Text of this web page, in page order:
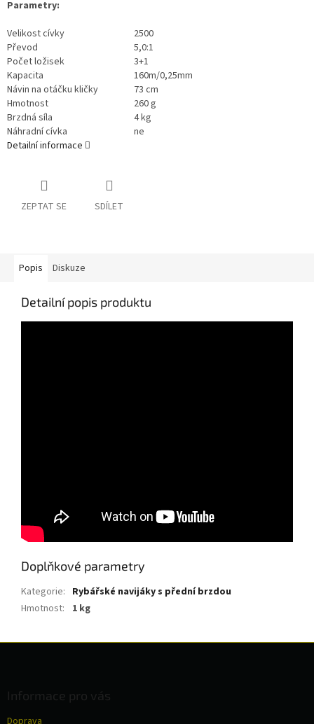
Parametry:
Velikost cívky
2500
Převod
5,0:1
Počet ložisek
3+1
Kapacita
160m/0,25mm
Návin na otáčku kličky
73 cm
Hmotnost
260 g
Brzdná síla
4 kg
Náhradní cívka
ne
Detailní informace
ZEPTAT SE SDÍLET
Popis Diskuze
Detailní popis produktu
Doplňkové parametry
Kategorie: Rybářské navijáky s přední brzdou
Hmotnost: 1 kg
Informace pro vás
Doprava